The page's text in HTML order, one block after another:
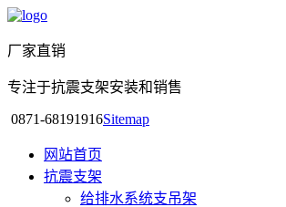
厂家直销
专注于抗震支架安装和销售
0871-68191916Sitemap
网站首页
抗震支架
给排水系统支吊架